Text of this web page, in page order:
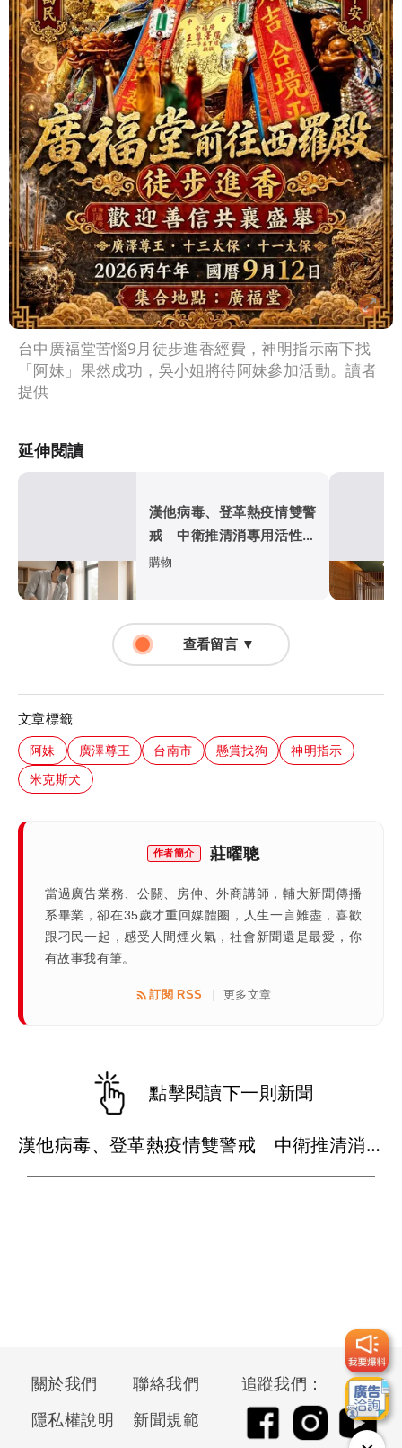
台中廣福堂苦惱9月徒步進香經費，神明指示南下找
「阿妹」果然成功，吳小姐將待阿妹參加活動。讀者
提供
延伸閱讀
漢他病毒、登革熱疫情雙警
戒 中衛推清消專用活性碳
口罩
購物
查看留言 ▼
文章標籤
阿妹 廣澤尊王 台南市 懸賞找狗
神明指示
米克斯犬
作者簡介 莊曜聰
當過廣告業務、公關、房仲、外商講師，輔大新聞傳播
系畢業，卻在35歲才重回媒體圈，人生一言難盡，喜歡
跟刁民一起，感受人間煙火氣，社會新聞還是最愛，你
有故事我有筆。
訂閱 RSS 更多文章
點擊閱讀下一則新聞
漢他病毒、登革熱疫情雙警戒 中衛推清消專用活性碳口罩
關於我們
聯絡我們
隱私權說明
新聞規範
追蹤我們：